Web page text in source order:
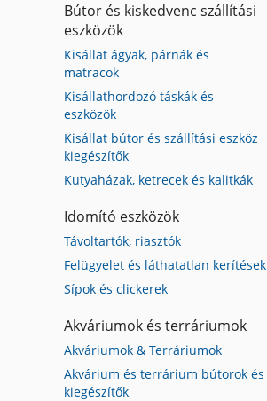
Bútor és kiskedvenc szállítási
eszközök
Kisállat ágyak, párnák és
matracok
Kisállathordozó táskák és
eszközök
Kisállat bútor és szállítási eszköz
kiegészítők
Kutyaházak, ketrecek és kalitkák
Idomító eszközök
Távoltartók, riasztók
Felügyelet és láthatatlan kerítések
Sípok és clickerek
Akváriumok és terráriumok
Akváriumok & Terráriumok
Akvárium és terrárium bútorok és
kiegészítők